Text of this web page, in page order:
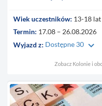
Wiek uczestników: 13-18 lat
Termin: 17.08 – 26.08.2026
Wyjazd z: Dostępne 30 keyboard_arrow_down
Zobacz Kolonie i